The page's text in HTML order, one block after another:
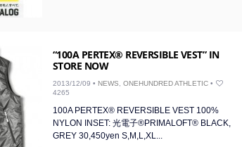
“100A PERTEX® REVERSIBLE VEST” IN
STORE NOW
2013/12/09 • NEWS ONEHUNDRED ATHLETIC •
4265
100A PERTEX® REVERSIBLE VEST 100%
NYLON INSET: 光電子®PRIMALOFT® BLACK,
GREY 30,450yen S,M,L,XL...